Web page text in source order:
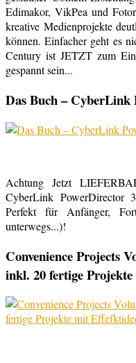
Edimakor, VikPea und
kreative Medienprojekte
können. Einfacher geht es
Century ist JETZT zum
gespannt sein...
Das Buch – CyberLink
Achtung Jetzt
CyberLink
Perfekt für Anfänger,
unterwegs...)!
Convenience Projects
inkl. 20 fertige